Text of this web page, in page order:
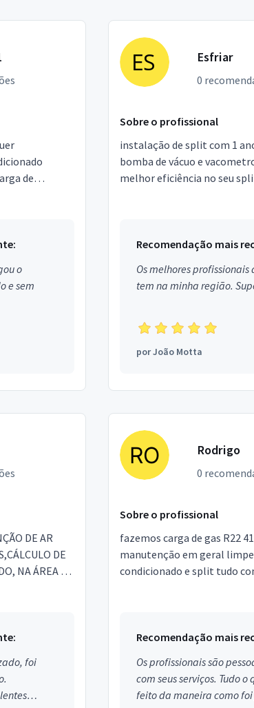
de
o
e sem
Esfriar
0
Sobre o profissional
instalação de split com 1
bomba de vácuo e
melhor eficiência no seu
Recomendação mais
Os melhores profissionais
tem na minha região.
porJoão Motta
DE AR
DE
NA ÁREA DE
foi
Rodrigo
0
Sobre o profissional
fazemos carga de gas R22
manutenção em geral
condicionado e split tudo
Recomendação mais
Os profissionais são
com seus serviços. Tudo
feito da maneira como